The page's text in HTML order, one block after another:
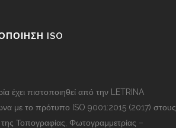
ISO
έχει πιστοποιηθεί από την LETRINA
με το πρότυπο ISO 9001:2015 (2017) στους
της Τοπογραφίας, Φωτογραμμετρίας –